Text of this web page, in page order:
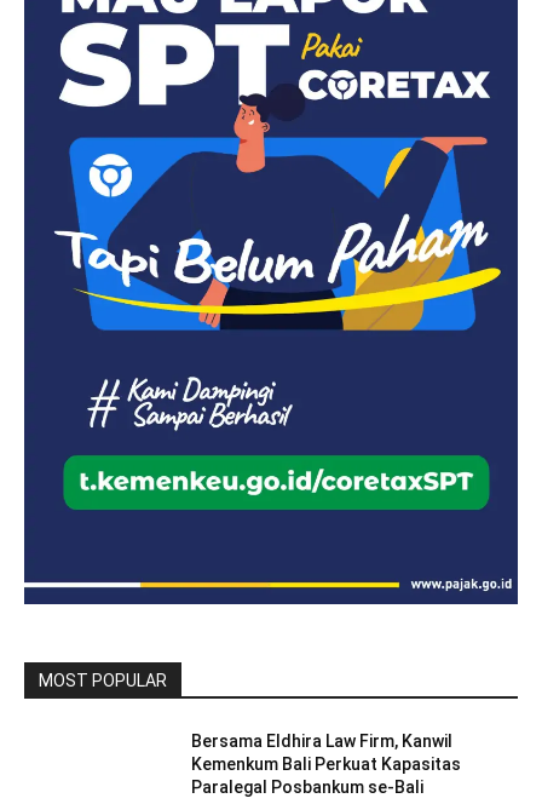
MOST POPULAR
Bersama Eldhira Law Firm, Kanwil
Kemenkum Bali Perkuat Kapasitas
Paralegal Posbankum se-Bali